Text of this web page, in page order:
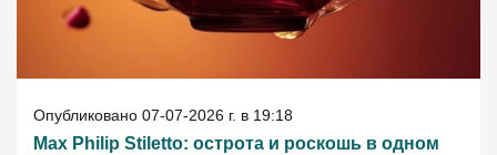
Опубликовано 07-07-2026 г. в 19:18
Max Philip Stiletto: острота и роскошь в одном